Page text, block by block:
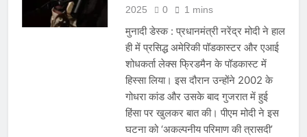
2025
0 1 mins
मुनादी डेस्क : प्रधानमंत्री नरेंद्र मोदी ने हाल
ही में प्रसिद्ध अमेरिकी पॉडकास्टर और एआई
शोधकर्ता लेक्स फ्रिडमैन के पॉडकास्ट में
हिस्सा लिया। इस दौरान उन्होंने 2002 के
गोधरा कांड और उसके बाद गुजरात में हुई
हिंसा पर खुलकर बात की। पीएम मोदी ने इस
घटना को ‘अकल्पनीय परिमाण की त्रासदी’